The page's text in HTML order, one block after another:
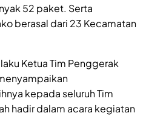
52 paket. Serta
berasal dari 23 Kecamatan
Ketua Tim Penggerak
kepada seluruh Tim
hadir dalam acara kegiatan